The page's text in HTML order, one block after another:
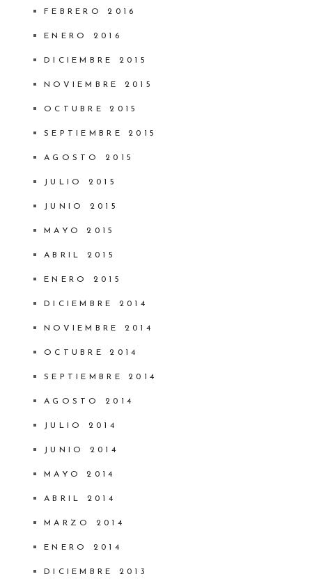
FEBRERO 2016
ENERO 2016
DICIEMBRE 2015
NOVIEMBRE 2015
OCTUBRE 2015
SEPTIEMBRE 2015
AGOSTO 2015
JULIO 2015
JUNIO 2015
MAYO 2015
ABRIL 2015
ENERO 2015
DICIEMBRE 2014
NOVIEMBRE 2014
OCTUBRE 2014
SEPTIEMBRE 2014
AGOSTO 2014
JULIO 2014
JUNIO 2014
MAYO 2014
ABRIL 2014
MARZO 2014
ENERO 2014
DICIEMBRE 2013